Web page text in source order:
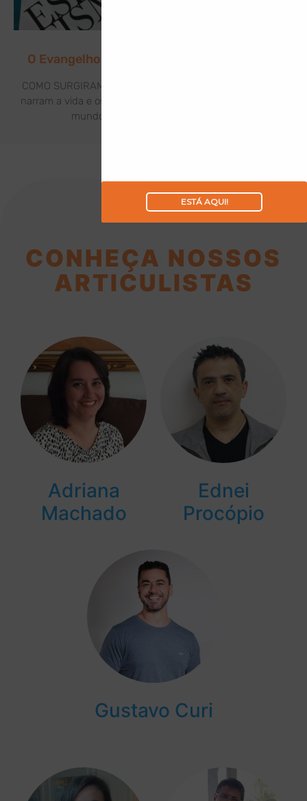
O Evangelho de Jesus à Luz do Espiritismo
COMO SURGIRAM OS EVANGELHOS? Os Evangelhos que
narram a vida e os feitos de Jesus Cristo foram levados ao
mundo por meio de seus discípulos:
CONHEÇA NOSSOS
ARTICULISTAS
Adriana
Machado
Ednei
Procópio
Gustavo Curi
ESTÁ AQUI!